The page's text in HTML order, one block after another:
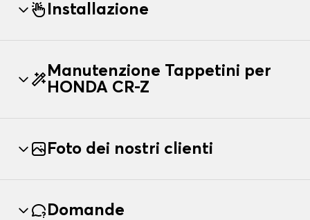
Installazione
Manutenzione Tappetini per
HONDA CR-Z
Foto dei nostri clienti
Domande